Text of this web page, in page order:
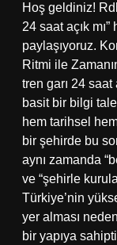
Hoş geldiniz!
24 saat açık
paylaşıyoruz.
Ritmi ile
tren garı 24 saat
basit bir bilgi
hem tarihsel
bir şehirde bu
aynı zamanda
ve “şehirle
Türkiye’nin
yer alması
bir yapıya